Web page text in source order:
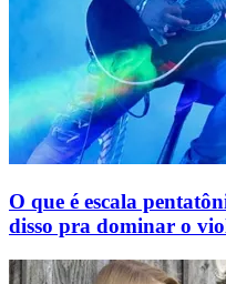
O que é escala
disso pra dominar o